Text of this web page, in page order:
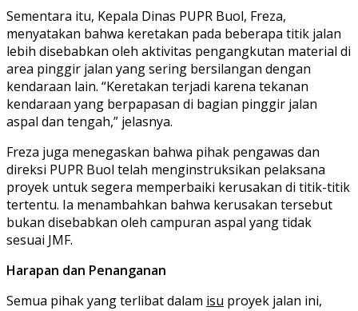
Sementara itu, Kepala Dinas PUPR Buol, Freza,
menyatakan bahwa keretakan pada beberapa titik jalan
lebih disebabkan oleh aktivitas pengangkutan material di
area pinggir jalan yang sering bersilangan dengan
kendaraan lain. “Keretakan terjadi karena tekanan
kendaraan yang berpapasan di bagian pinggir jalan
aspal dan tengah,” jelasnya.
Freza juga menegaskan bahwa pihak pengawas dan
direksi PUPR Buol telah menginstruksikan pelaksana
proyek untuk segera memperbaiki kerusakan di titik-titik
tertentu. Ia menambahkan bahwa kerusakan tersebut
bukan disebabkan oleh campuran aspal yang tidak
sesuai JMF.
Harapan dan Penanganan
Semua pihak yang terlibat dalam isu proyek jalan ini,